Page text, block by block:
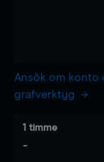
Ansök om konto
grafverktyg
1 timme
-